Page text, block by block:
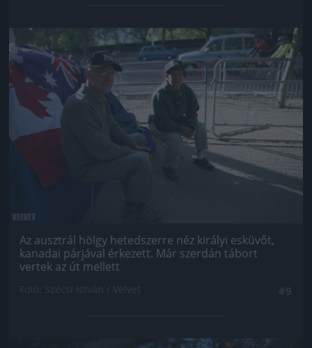
Jön még kép!
Az ausztrál hölgy hetedszerre néz királyi esküvőt,
kanadai párjával érkezett. Már szerdán tábort
vertek az út mellett